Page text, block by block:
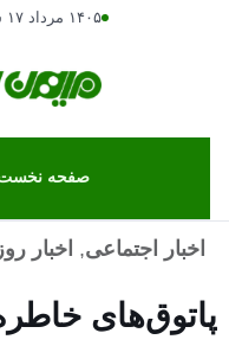
۱۴۰۵ مرداد ۱۷ شنبه
صفحه
اخبار اجتماعی, اخبار روز
پاتوق‌های